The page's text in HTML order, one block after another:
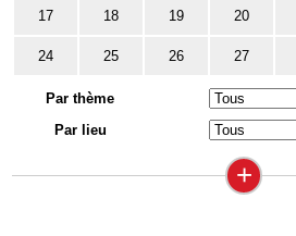
17 18 19 20
24 25 26 27
Par thème
Par lieu
+